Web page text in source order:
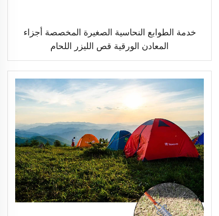
خدمة الطوابع النحاسية الصغيرة المخصصة أجزاء
المعادن الورقية قص الليزر اللحام